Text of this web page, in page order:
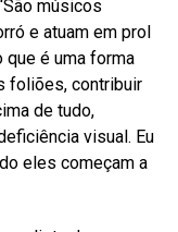
músicos
e atuam em prol
que é uma forma
foliões, contribuir
de tudo,
visual. Eu
eles começam a